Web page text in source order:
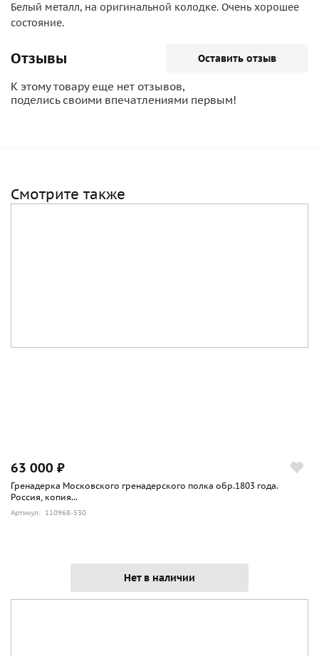
Белый металл, на оригинальной колодке. Очень хорошее
состояние.
Отзывы Оставить отзыв
К этому товару еще нет отзывов,
поделись своими впечатлениями первым!
Смотрите также
63 000 ₽
Гренадерка Московского гренадерского полка обр.1803 года.
Россия, копия...
Артикул: 110968-530
Нет в наличии